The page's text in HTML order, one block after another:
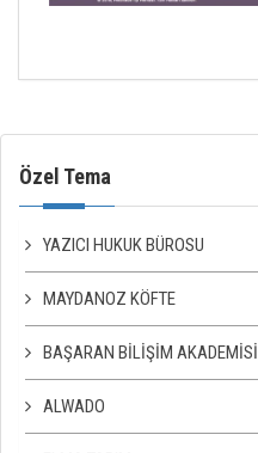
Özel Tema
YAZICI HUKUK BÜROSU
MAYDANOZ KÖFTE
BAŞARAN BILIŞIM AKADEMISI
ALWADO